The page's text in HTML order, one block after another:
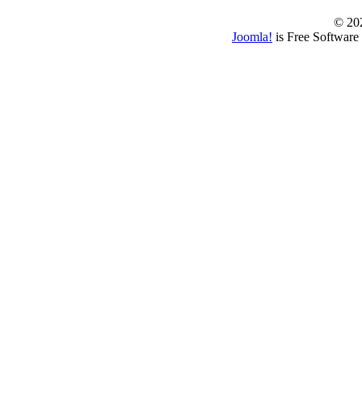
©
Joomla! is Free